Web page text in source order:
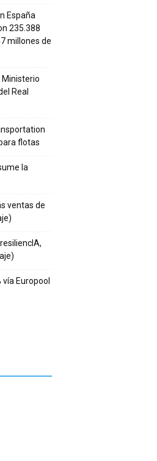
España
235.388
millones de
Ministerio
Real
flotas
la
ventas de
vía Europool